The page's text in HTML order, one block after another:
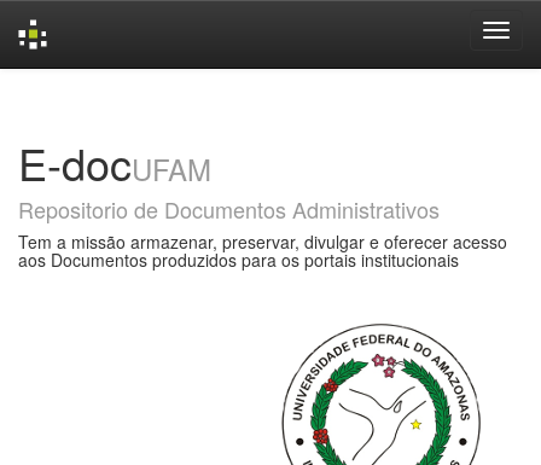
E-docUFAM
Repositorio de Documentos Administrativos
Tem a missão armazenar, preservar, divulgar e oferecer acesso
aos Documentos produzidos para os portais institucionais